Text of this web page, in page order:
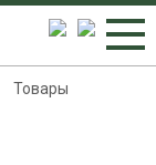
Товары